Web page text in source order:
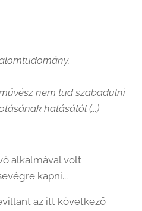
nem tud szabadulni
hatásától (...)
alkalmával volt
kapni...
az itt következő